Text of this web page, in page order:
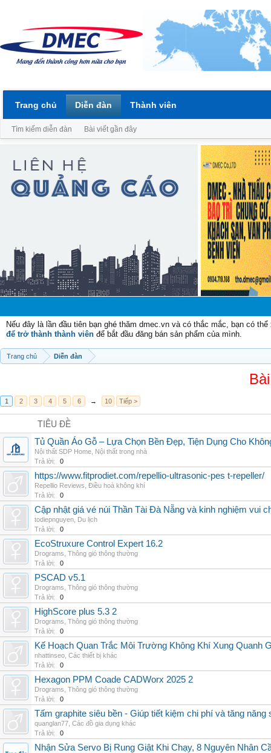
Nếu đây là lần đầu tiên bạn ghé thăm dmec.vn và có thắc mắc, bạn có
để trở thành thành viên để bắt đầu đăng bán sản phẩm của mình.
Trang chủ Diễn đàn
1 2 3 4 5 6 → 10 Tiếp >
TIÊU ĐỀ
Tủ Quần Áo Gỗ – Lựa Chọn Bền Đẹp, Tiện Dụng Cho
Nội thất SDP Home Nội thất trong nhà
Trả lời:
0
https://www.fitprodiet.com/repellio-ultrasonic-pes t-repeller/
Repellio Reviews Điều hoà không khí
Trả lời:
0
Cập nhật giá vé núi Thần Tài Đà Nẵng và kinh nghiệm vui
todiepnguyen Du lịch
Trả lời:
0
EcoStruxure Control Expert 16.2
Drograms Thông gió thông thường
Trả lời:
0
PSCAD v5.1
Drograms Thông gió thông thường
Trả lời:
0
HighScore plus 5.3 2
Drograms Thông gió thông thường
Trả lời:
0
Kế Hoạch Quan Trắc Môi Trường Không Khí Xung Quanh
nhattinseo Các thiết bị khác
Trả lời:
0
Hexagon PPM Coade CADWorx 2025 2
Drograms Thông gió thông thường
Trả lời:
0
Tấm graphite siêu bền - Giúp tiết kiệm chi phí và tăng năng
quanglan77 Các đồ gia dụng khác
Trả lời:
0
Nhận Sửa Servo Bị Rung Giật Khi Chạy, 8 Nguyên Nhân
Trang chủ Diễn đàn
Tìm kiếm diễn đàn Bài viết gần đây
Thành viên